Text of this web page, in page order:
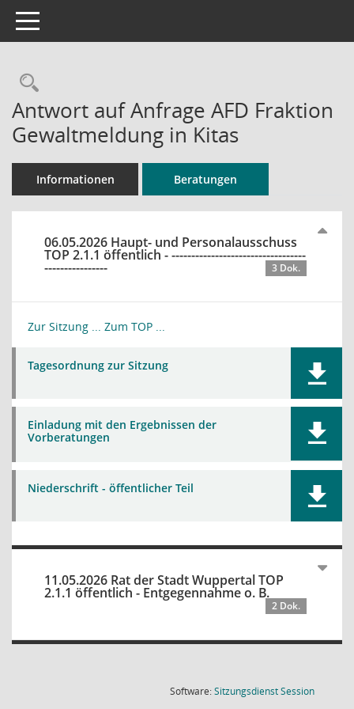
Toggle navigation
Rechercheauswahl
Antwort auf Anfrage AFD Fraktion
Gewaltmeldung in Kitas
Informationen Beratungen
06.05.2026 Haupt- und Personalausschuss
TOP 2.1.1 öffentlich - ----------------------------------
---------------- 3 Dok.
Zur Sitzung ... Zum TOP ...
Tagesordnung zur Sitzung
Einladung mit den Ergebnissen der
Vorberatungen
Niederschrift - öffentlicher Teil
11.05.2026 Rat der Stadt Wuppertal TOP
2.1.1 öffentlich - Entgegennahme o. B.
2 Dok.
Software:SitzungsdienstSession(Wird in